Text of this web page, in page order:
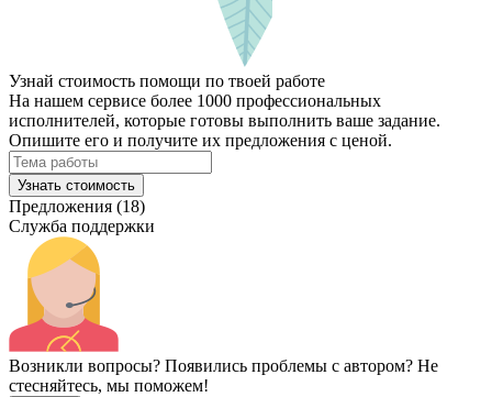
Узнай стоимость помощи по твоей работе
На нашем сервисе более 1000 профессиональных
исполнителей, которые готовы выполнить ваше задание.
Опишите его и получите их предложения с ценой.
Узнать стоимость
Предложения (18)
Служба поддержки
Возникли вопросы? Появились проблемы с автором? Не
стесняйтесь, мы поможем!